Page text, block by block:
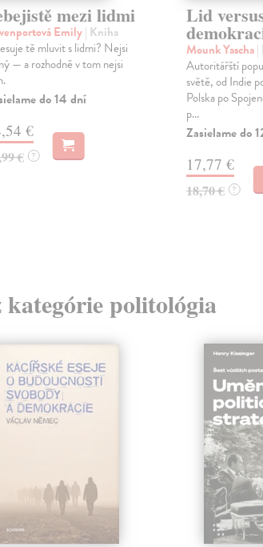
mezi lidmi
Emily| Kniha
tě mluvit s lidmi? Nejsi
— a rozhodně v tom nejsi
do 14 dní
€
€ ?
Lid
Mounk Yascha|
Autoritářští
světě, od Indie
Polska po
p...
Zasielame do
17,77 €
18,70 € ?
kategórie politológia